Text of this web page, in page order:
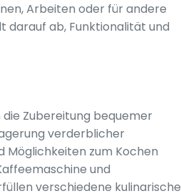
Arbeiten oder für andere
darauf ab, Funktionalität und
Zubereitung bequemer
verderblicher
Möglichkeiten zum Kochen
und
verschiedene kulinarische